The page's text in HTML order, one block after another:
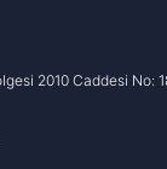
2010 Caddesi No: